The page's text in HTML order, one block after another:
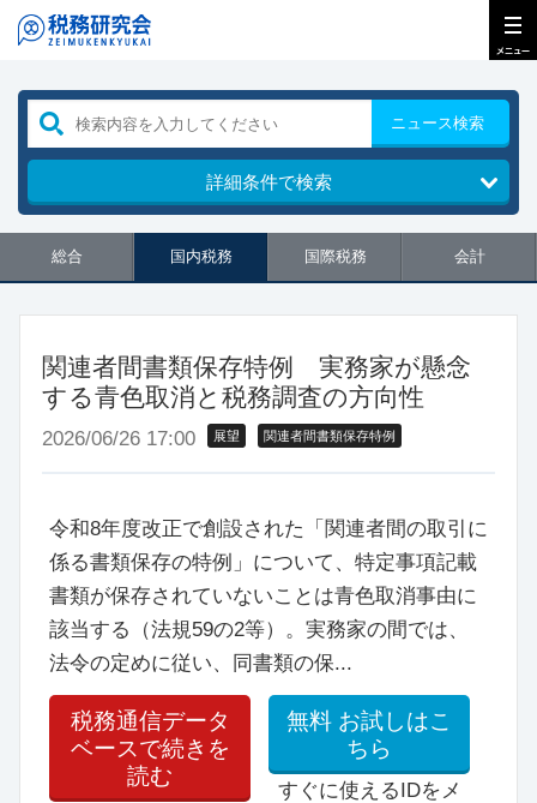
ニュース検索
詳細条件で検索
総合 国内税務 国際税務 会計
関連者間書類保存特例 実務家が懸念
する青色取消と税務調査の方向性
2026/06/26 17:00 展望 関連者間書類保存特例
令和8年度改正で創設された「関連者間の取引に
係る書類保存の特例」について、特定事項記載
書類が保存されていないことは青色取消事由に
該当する（法規59の2等）。実務家の間では、
法令の定めに従い、同書類の保...
税務通信データ
ベースで続きを
読む
無料 お試しはこ
ちら
すぐに使えるIDをメ